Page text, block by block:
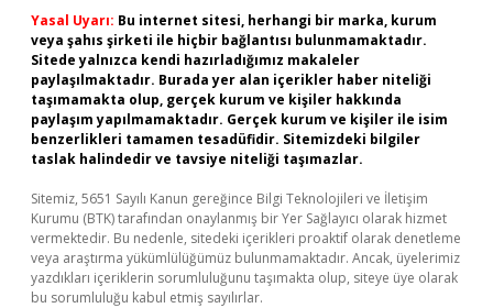
Yasal Uyarı: Bu internet sitesi, herhangi bir marka, kurum
veya şahıs şirketi ile hiçbir bağlantısı bulunmamaktadır.
Sitede yalnızca kendi hazırladığımız makaleler
paylaşılmaktadır. Burada yer alan içerikler haber niteliği
taşımamakta olup, gerçek kurum ve kişiler hakkında
paylaşım yapılmamaktadır. Gerçek kurum ve kişiler ile isim
benzerlikleri tamamen tesadüfidir. Sitemizdeki bilgiler
taslak halindedir ve tavsiye niteliği taşımazlar.
Sitemiz, 5651 Sayılı Kanun gereğince Bilgi Teknolojileri ve İletişim
Kurumu (BTK) tarafından onaylanmış bir Yer Sağlayıcı olarak hizmet
vermektedir. Bu nedenle, sitedeki içerikleri proaktif olarak denetleme
veya araştırma yükümlülüğümüz bulunmamaktadır. Ancak, üyelerimiz
yazdıkları içeriklerin sorumluluğunu taşımakta olup, siteye üye olarak
bu sorumluluğu kabul etmiş sayılırlar.